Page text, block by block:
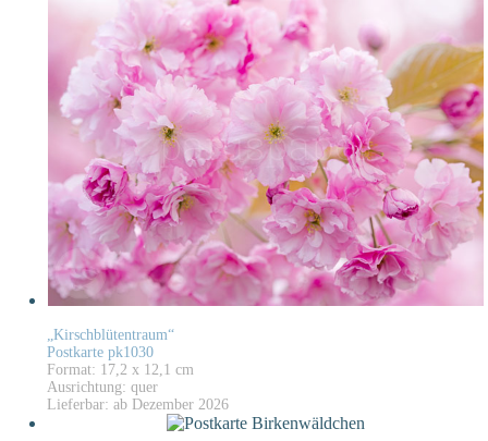
„Kirschblütentraum“
Postkarte pk1030
Format: 17,2 x 12,1 cm
Ausrichtung: quer
Lieferbar: ab Dezember 2026